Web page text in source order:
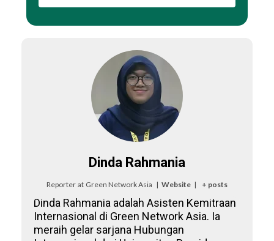
Dinda Rahmania
Reporter at Green Network Asia | Website | + posts
Dinda Rahmania adalah Asisten Kemitraan
Internasional di Green Network Asia. Ia
meraih gelar sarjana Hubungan